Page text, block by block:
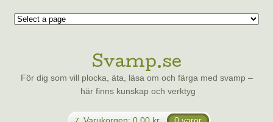
Svamp.se
För dig som vill plocka, äta, läsa om och färga med svamp –
här finns kunskap och verktyg